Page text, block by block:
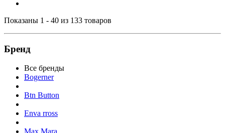
Показаны 1 - 40 из 133 товаров
Бренд
Все бренды
Bogerner
Btn Button
Enva rross